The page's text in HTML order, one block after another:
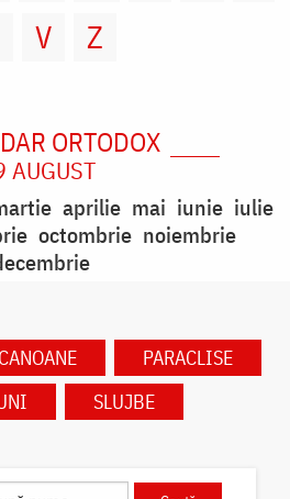
V Z
ORTODOX
AUGUST
aprilie mai iunie iulie
octombrie noiembrie
CANOANE
PARACLISE
SLUJBE